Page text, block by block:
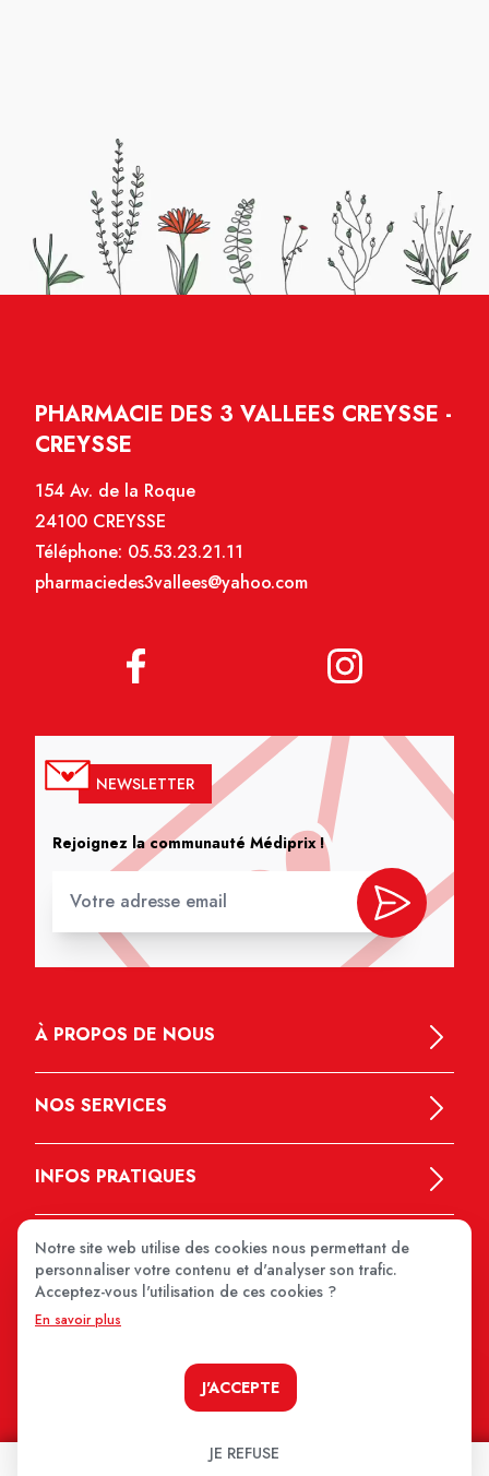
PHARMACIE DES 3 VALLEES CREYSSE -
CREYSSE
154 Av. de la Roque
24100 CREYSSE
Téléphone: 05.53.23.21.11
pharmaciedes3vallees@yahoo.com
NEWSLETTER
Rejoignez la communauté Médiprix !
À PROPOS DE NOUS
NOS SERVICES
INFOS PRATIQUES
Notre site web utilise des cookies nous permettant de
personnaliser votre contenu et d'analyser son trafic.
Acceptez-vous l'utilisation de ces cookies ?
En savoir plus
J'ACCEPTE
JE REFUSE